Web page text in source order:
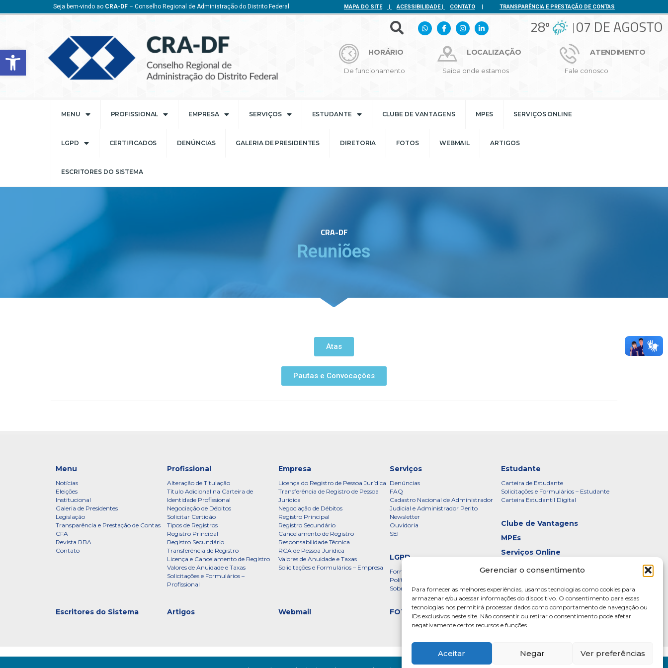
Barra de Ferramentas Aberta
Gerenciar o consentimento
Para fornecer as melhores experiências, usamos tecnologias como cookies para
armazenar e/ou acessar informações do dispositivo. O consentimento para essas
tecnologias nos permitirá processar dados como comportamento de navegação ou
IDs exclusivos neste site. Não consentir ou retirar o consentimento pode afetar
negativamente certos recursos e funções.
Aceitar Negar Ver preferências
Seja bem-vindo ao CRA-DF – Conselho Regional de Administração do Distrito Federal MAPA DO SITE | ACESSIBILIDADE| CONTATO | TRANSPARÊNCIA E PRESTAÇÃO DE CONTAS
28º 07 DE AGOSTO
HORÁRIO
De funcionamento
LOCALIZAÇÃO
Saiba onde estamos
ATENDIMENTO
Fale conosco
MENU PROFISSIONAL EMPRESA SERVIÇOS ESTUDANTE CLUBE DE VANTAGENS MPES SERVIÇOS ONLINE
LGPD CERTIFICADOS DENÚNCIAS GALERIA DE PRESIDENTES DIRETORIA FOTOS WEBMAIL ARTIGOS
ESCRITORES DO SISTEMA
CRA-DF
Reuniões
Atas
Pautas e Convocações
Menu
Notícias
Eleições
Institucional
Galeria de Presidentes
Legislação
Transparência e Prestação de Contas
CFA
Revista RBA
Contato
Profissional
Alteração de Titulação
Título Adicional na Carteira de
Identidade Profissional
Negociação de Débitos
Solicitar Certidão
Tipos de Registros
Registro Principal
Registro Secundário
Transferência de Registro
Licença e Cancelamento de Registro
Valores de Anuidade e Taxas
Solicitações e Formulários –
Profissional
Empresa
Licença do Registro de Pessoa Jurídica
Transferência de Registro de Pessoa
Jurídica
Negociação de Débitos
Registro Principal
Registro Secundário
Cancelamento de Registro
Responsabilidade Técnica
RCA de Pessoa Jurídica
Valores de Anuidade e Taxas
Solicitações e Formulários – Empresa
Serviços
Denúncias
FAQ
Cadastro Nacional de Administrador
Judicial e Administrador Perito
Newsletter
Ouvidoria
SEI
Estudante
Carteira de Estudante
Solicitações e Formulários – Estudante
Carteira Estudantil Digital
Clube de Vantagens
MPEs
Serviços Online
LGPD
Formulário
Política de Privacidade – CRADF
Sobre a LGPD
Certificados
Galeria de Presidentes
Diretoria
FOTOS
Webmail
Artigos
Escritores do Sistema